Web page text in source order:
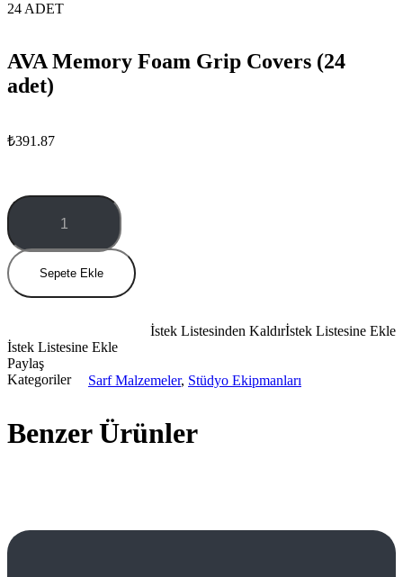
AVA Memory Foam Grip Covers (24
adet)
₺391.87
24 ADET
AVA
Memory
Foam
Grip
Covers
(24
adet)
Sepete Ekle
İstek Listesine Ekle
İstek Listesinden Kaldır
İstek Listesine Ekle
Paylaş
Kategoriler
Sarf Malzemeler, Stüdyo Ekipmanları
Benzer Ürünler